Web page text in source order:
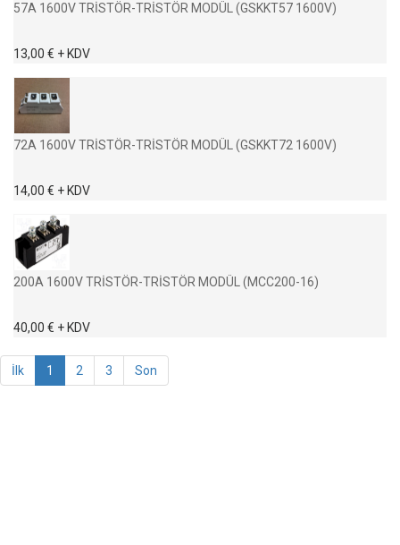
57A 1600V TRİSTÖR-TRİSTÖR MODÜL (GSKKT57 1600V)
13,00 € + KDV
72A 1600V TRİSTÖR-TRİSTÖR MODÜL (GSKKT72 1600V)
14,00 € + KDV
200A 1600V TRİSTÖR-TRİSTÖR MODÜL (MCC200-16)
40,00 € + KDV
İlk 1 2 3 Son